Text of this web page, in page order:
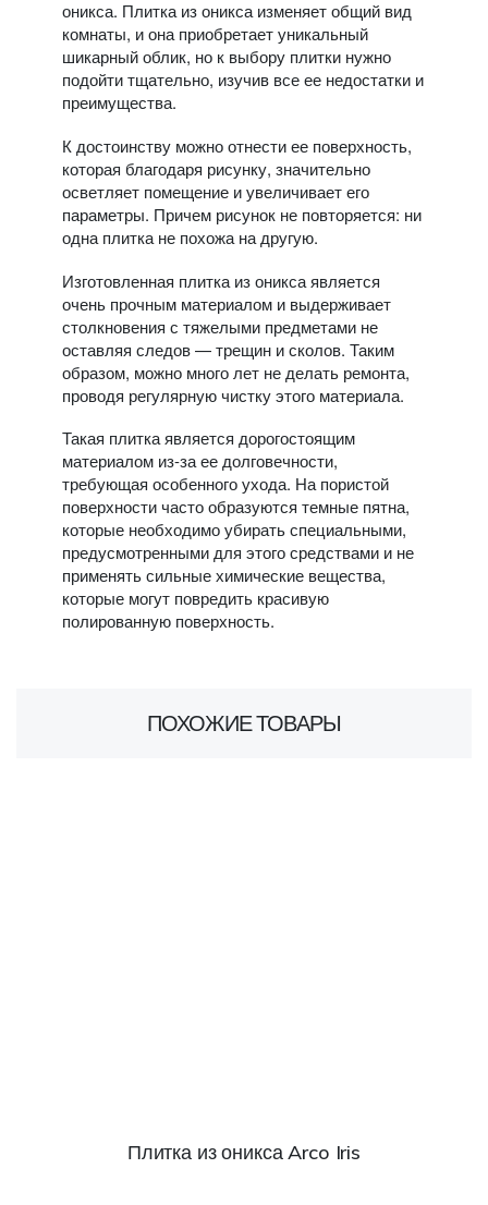
оникса. Плитка из оникса изменяет общий вид
комнаты, и она приобретает уникальный
шикарный облик, но к выбору плитки нужно
подойти тщательно, изучив все ее недостатки и
преимущества.
К достоинству можно отнести ее поверхность,
которая благодаря рисунку, значительно
осветляет помещение и увеличивает его
параметры. Причем рисунок не повторяется: ни
одна плитка не похожа на другую.
Изготовленная плитка из оникса является
очень прочным материалом и выдерживает
столкновения с тяжелыми предметами не
оставляя следов — трещин и сколов. Таким
образом, можно много лет не делать ремонта,
проводя регулярную чистку этого материала.
Такая плитка является дорогостоящим
материалом из-за ее долговечности,
требующая особенного ухода. На пористой
поверхности часто образуются темные пятна,
которые необходимо убирать специальными,
предусмотренными для этого средствами и не
применять сильные химические вещества,
которые могут повредить красивую
полированную поверхность.
ПОХОЖИЕ ТОВАРЫ
Плитка из оникса Arco Iris